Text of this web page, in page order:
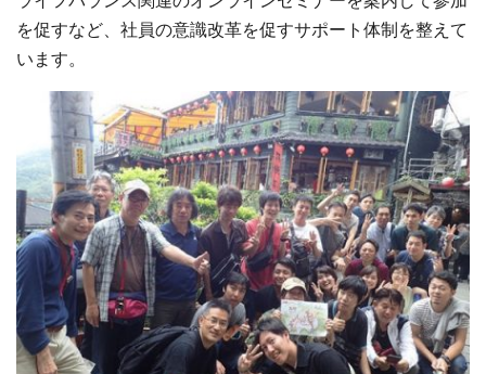
を促すなど、社員の意識改⾰を促すサポート体制を整えて
います。